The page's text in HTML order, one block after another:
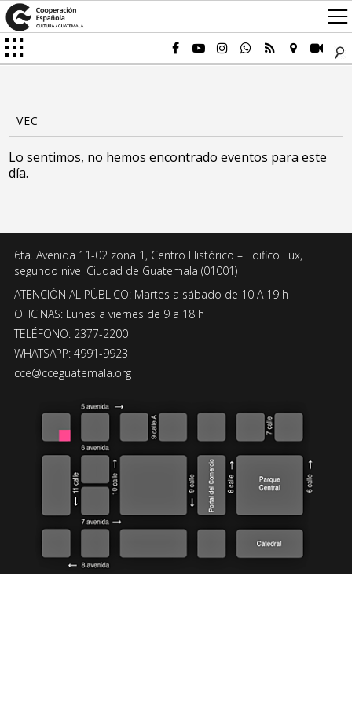
Lo sentimos, no hemos encontrado eventos para este
día.
6ta. Avenida 11-02 zona 1, Centro Histórico – Edifico Lux,
segundo nivel Ciudad de Guatemala (01001)
ATENCIÓN AL PÚBLICO: Martes a sábado de 10 A 19 h
OFICINAS: Lunes a viernes de 9 a 18 h
TELÉFONO: 2377-2200
WHATSAPP: 4991-9923
cce@cceguatemala.org